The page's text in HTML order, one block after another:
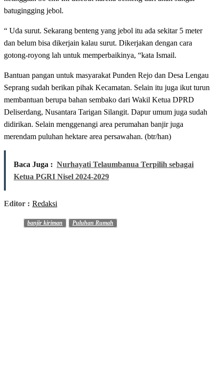
batugingging jebol.
“ Uda surut. Sekarang benteng yang jebol itu ada sekitar 5 meter
dan belum bisa dikerjain kalau surut. Dikerjakan dengan cara
gotong-royong lah untuk memperbaikinya, “kata Ismail.
Bantuan pangan untuk masyarakat Punden Rejo dan Desa Lengau
Seprang sudah berikan pihak Kecamatan. Selain itu juga ikut turun
membantuan berupa bahan sembako dari Wakil Ketua DPRD
Deliserdang, Nusantara Tarigan Silangit. Dapur umum juga sudah
didirikan. Selain menggenangi area perumahan banjir juga
merendam puluhan hektare area persawahan. (btr/han)
Baca Juga : Nurhayati Telaumbanua Terpilih sebagai
Ketua PGRI Nisel 2024-2029
Editor : Redaksi
banjir kiriman Puluhan Rumah